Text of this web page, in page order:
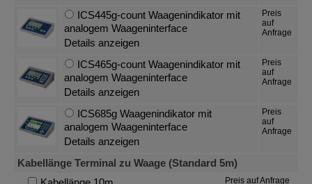
ICS445g-count Waagenindikator mit
analogem Waageninterface
Details anzeigen
Preis
auf
Anfrage
ICS465g-count Waagenindikator mit
analogem Waageninterface
Details anzeigen
Preis
auf
Anfrage
ICS685g Waagenindikator mit
analogem Waageninterface
Details anzeigen
Preis
auf
Anfrage
Kabellänge Terminal zu Waage (Standard 5m)
Preis auf Anfrage